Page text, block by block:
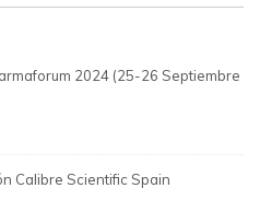
2024 (25-26 Septiembre
Calibre Scientific Spain